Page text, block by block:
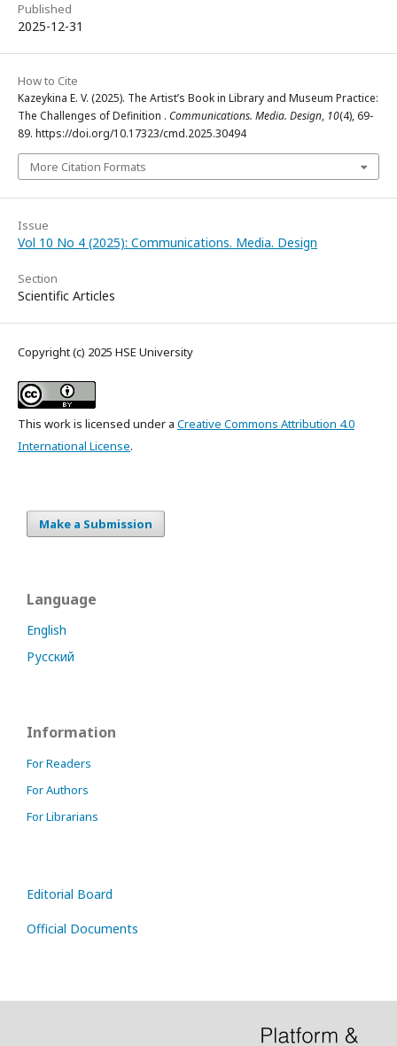
Published
2025-12-31
How to Cite
Kazeykina E. V. (2025). The Artist’s Book in Library and Museum Practice:
The Challenges of Definition . Communications. Media. Design, 10(4), 69-
89. https://doi.org/10.17323/cmd.2025.30494
More Citation Formats
Issue
Vol 10 No 4 (2025): Communications. Media. Design
Section
Scientific Articles
Copyright (c) 2025 HSE University
This work is licensed under a Creative Commons Attribution 4.0
International License.
Make a Submission
Language
English
Русский
Information
For Readers
For Authors
For Librarians
Editorial Board
Official Documents